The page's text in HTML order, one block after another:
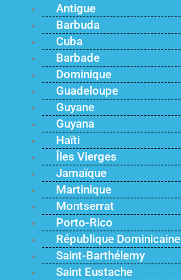
Antigue
Barbuda
Cuba
Barbade
Dominique
Guadeloupe
Guyane
Guyana
Haïti
Îles Vierges
Jamaïque
Martinique
Montserrat
Porto-Rico
République Dominicaine
Saint-Barthélemy
Saint Eustache